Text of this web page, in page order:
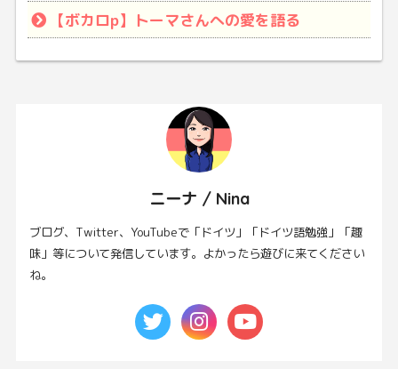
【ボカロp】トーマさんへの愛を語る
ニーナ / Nina
ブログ、Twitter、YouTubeで「ドイツ」「ドイツ語勉強」「趣
味」等について発信しています。よかったら遊びに来てください
ね。